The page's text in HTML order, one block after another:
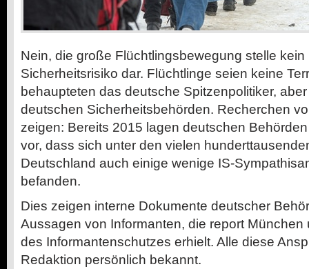
Nein, die große Flüchtlingsbewegung stelle
Sicherheitsrisiko dar. Flüchtlinge seien keine
behaupteten das deutsche Spitzenpolitiker,
deutschen Sicherheitsbehörden. Recherchen
zeigen: Bereits 2015 lagen deutschen
vor, dass sich unter den vielen
Deutschland auch einige wenige IS-
befanden.
Dies zeigen interne Dokumente deutscher
Aussagen von Informanten, die report München
des Informantenschutzes erhielt. Alle diese
Redaktion persönlich bekannt.